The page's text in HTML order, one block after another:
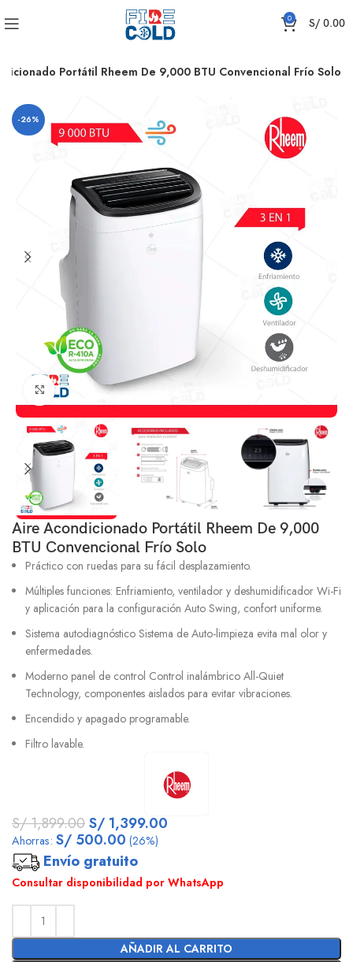
0 S/ 0.00
Portátil Rheem De 9,000 BTU Convencional Frío Solo
-26%
Click to enlarge
Aire Acondicionado Portátil Rheem De 9,000
BTU Convencional Frío Solo
Práctico con ruedas para su fácil desplazamiento.
Múltiples funciones: Enfriamiento, ventilador y deshumidificador Wi-Fi
y aplicación para la configuración Auto Swing, confort uniforme.
Sistema autodiagnóstico Sistema de Auto-limpieza evita mal olor y
enfermedades.
Moderno panel de control Control inalámbrico All-Quiet
Technology, componentes aislados para evitar vibraciones.
Encendido y apagado programable.
Filtro lavable.
S/1,899.00S/ 1,399.00
Ahorras: S/ 500.00 (26%)
Envío gratuito
Consultar disponibilidad por WhatsApp
AÑADIR AL CARRITO